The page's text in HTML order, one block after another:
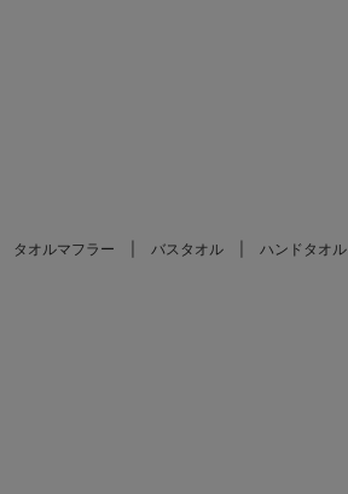
タオルマフラー バスタオル ハンドタオル